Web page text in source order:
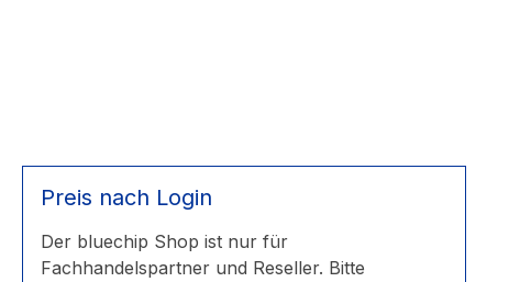
Preis nach Login
Der bluechip Shop ist nur für
Fachhandelspartner und Reseller. Bitte